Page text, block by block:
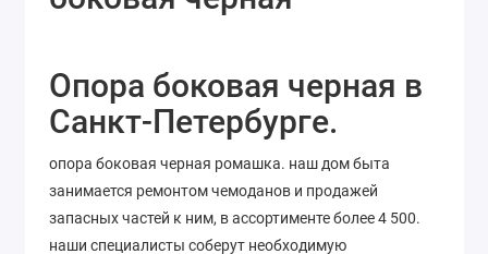
Опора боковая черная в
Санкт-Петербурге.
опора боковая черная ромашка. наш дом быта
занимается ремонтом чемоданов и продажей
запасных частей к ним, в ассортименте более 4 500.
наши специалисты соберут необходимую